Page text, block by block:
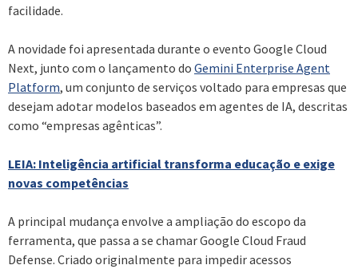
facilidade.
A novidade foi apresentada durante o evento Google Cloud
Next, junto com o lançamento do Gemini Enterprise Agent
Platform, um conjunto de serviços voltado para empresas que
desejam adotar modelos baseados em agentes de IA, descritas
como “empresas agênticas”.
LEIA: Inteligência artificial transforma educação e exige
novas competências
A principal mudança envolve a ampliação do escopo da
ferramenta, que passa a se chamar Google Cloud Fraud
Defense. Criado originalmente para impedir acessos